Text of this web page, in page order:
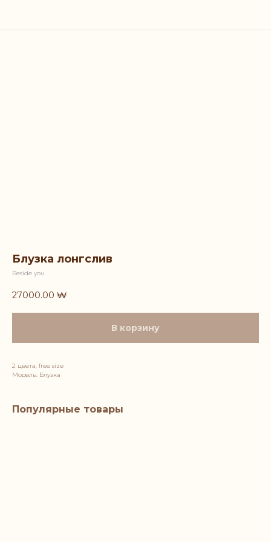
Блузка лонгслив
Beside you
27000.00 ₩
В корзину
2 цвета, free size
Модель: Блузка
Популярные товары